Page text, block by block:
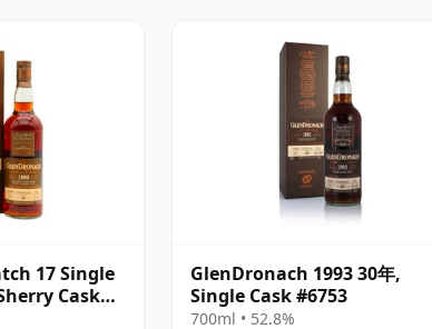
17 Single
Cask
GlenDronach 1993 30年,
Single Cask #6753
700ml • 52.8%